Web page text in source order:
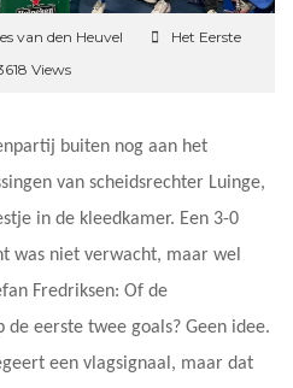
van den Heuvel
Het Eerste
Views
buiten nog aan het
van scheidsrechter Luinge,
in de kleedkamer. Een 3-0
was niet verwacht, maar wel
Fredriksen: Of de
eerste twee goals? Geen idee.
een vlagsignaal, maar dat